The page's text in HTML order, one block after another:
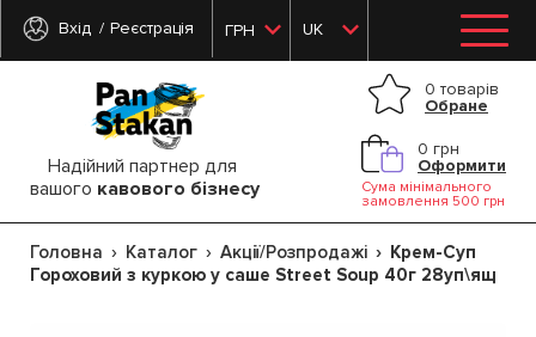
Вхід Реєстрація ГРН UK
Надійний партнер для
вашого кавового бізнесу
0 товарів
Обране
0 грн
Оформити
Сума мінімального
замовлення 500 грн
Головна Каталог Акції/Розпродажі
Крем-Суп
Гороховий з куркою у саше Street Soup 40г 28уп\ящ